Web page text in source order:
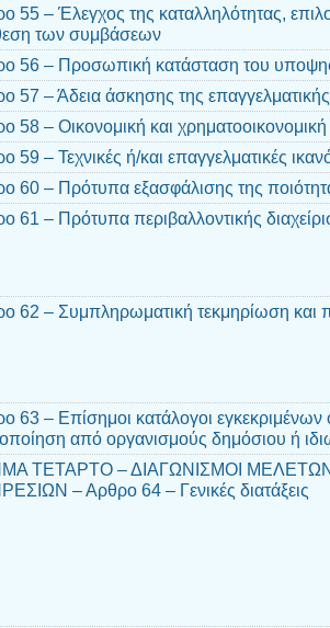
55 – Έλεγχος της καταλληλότητας,
των συμβάσεων
56 – Προσωπική κατάσταση του
57 – Άδεια άσκησης της
58 – Οικονομική και
59 – Τεχνικές ή/και επαγγελματικές
60 – Πρότυπα εξασφάλισης της
61 – Πρότυπα περιβαλλοντικής
62 – Συμπληρωματική τεκμηρίωση και
63 – Επίσημοι κατάλογοι
από οργανισμούς δημόσιου ή
ΤΕΤΑΡΤΟ – ΔΙΑΓΩΝΙΣΜΟΙ
– Αρθρο 64 – Γενικές διατάξεις